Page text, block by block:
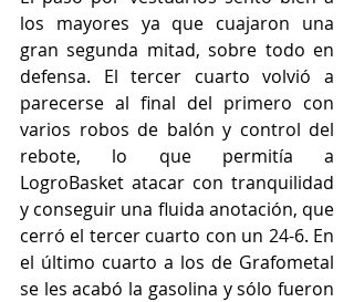
los mayores ya que cuajaron una
gran segunda mitad, sobre todo en
defensa. El tercer cuarto volvió a
parecerse al final del primero con
varios robos de balón y control del
rebote, lo que permitía a
LogroBasket atacar con tranquilidad
y conseguir una fluida anotación, que
cerró el tercer cuarto con un 24-6. En
el último cuarto a los de Grafometal
se les acabó la gasolina y sólo fueron